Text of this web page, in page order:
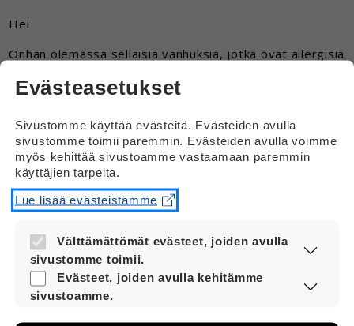
Hei
Onhan olemassa sellaisia vanhuksia, jotka ovat allergisia
ruualle?
Vastaus
Hei
Kyllä on olemassa vanhuksia, jotka ovat
allergisia esimerkiksi lääkkeille tai jollekin
Evästeasetukset
Sivustomme käyttää evästeitä. Evästeiden avulla
sivustomme toimii paremmin. Evästeiden avulla voimme
myös kehittää sivustoamme vastaamaan paremmin
käyttäjien tarpeita.
Lue lisää evästeistämme
Välttämättömät evästeet, joiden avulla
sivustomme toimii.
Nämä evästeet ovat aina käytössä, jotta
sivustoamme voi käyttää sujuvasti ja
Evästeet, joiden avulla kehitämme
sivustoamme.